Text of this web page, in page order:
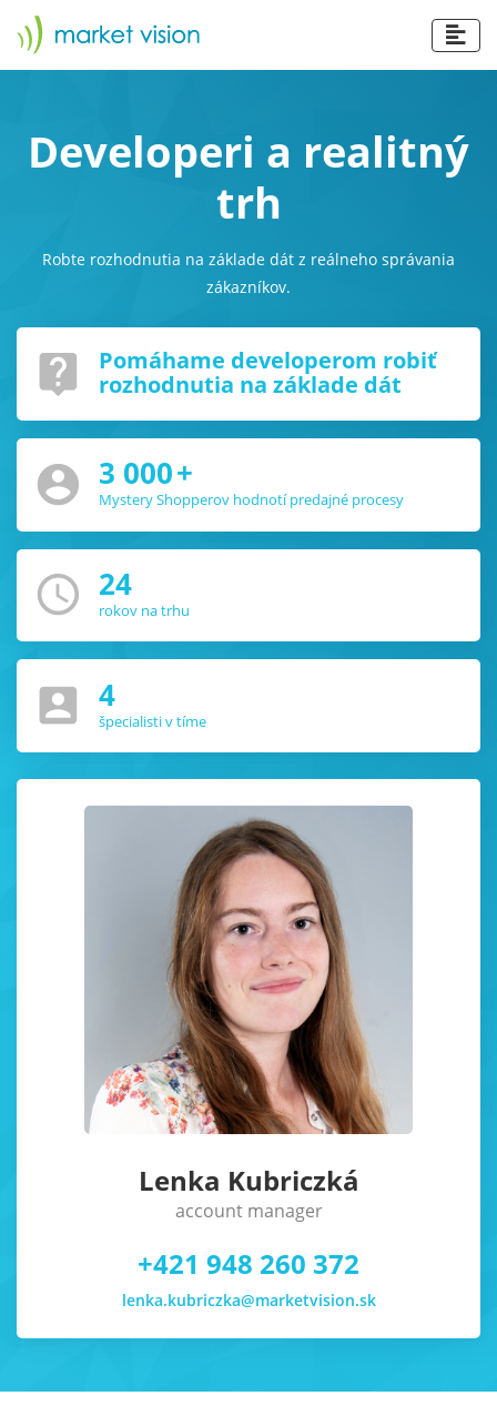
Developeri a realitný
trh
Robte rozhodnutia na základe dát z reálneho správania
zákazníkov.
live_help
Pomáhame developerom robiť
rozhodnutia na základe dát
account_circle 3 000+
Mystery Shopperov hodnotí predajné procesy
access_time 24
rokov na trhu
account_box 4
špecialisti v tíme
Lenka Kubriczká
account manager
+421 948 260 372
lenka.kubriczka@marketvision.sk